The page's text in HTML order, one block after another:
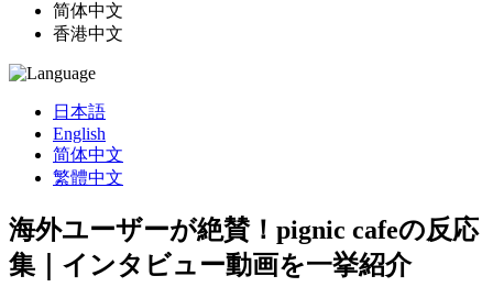
简体中文
香港中文
日本語
English
简体中文
繁體中文
海外ユーザーが絶賛！pignic cafeの反応
集｜インタビュー動画を一挙紹介